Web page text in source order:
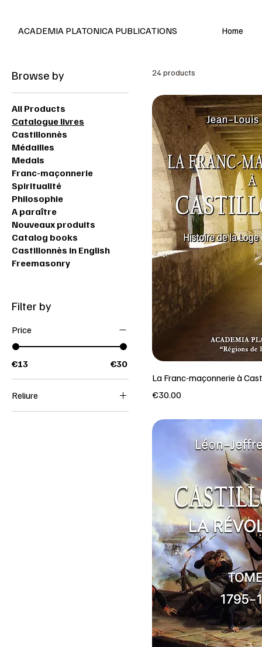
ACADEMIA PLATONICA PUBLICATIONS Home
Browse by
All Products
Catalogue livres
Castillonnès
Médailles
Medals
Franc-maçonnerie
Spiritualité
Philosophie
A paraître
Nouveaux produits
Catalog books
Castillonnès in English
Freemasonry
Filter by
Price
€13 €30
Reliure
24 products
La Franc-maçonnerie à
Price
€30.00